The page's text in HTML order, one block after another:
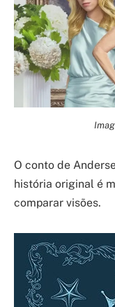
O conto de
história original é
comparar visões.